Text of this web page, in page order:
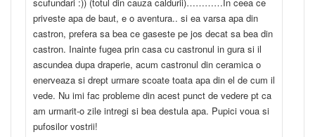
priveste apa de baut, e o aventura.. si ea varsa apa din
castron, prefera sa bea ce gaseste pe jos decat sa bea din
castron. Inainte fugea prin casa cu castronul in gura si il
ascundea dupa draperie, acum castronul din ceramica o
enerveaza si drept urmare scoate toata apa din el de cum il
vede. Nu imi fac probleme din acest punct de vedere pt ca
am urmarit-o zile intregi si bea destula apa. Pupici voua si
pufosilor vostrii!